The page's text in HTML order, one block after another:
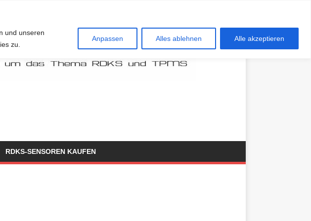
und unseren
zu.
Anpassen Alles ablehnen Alle akzeptieren
RDKS-SENSOREN KAUFEN